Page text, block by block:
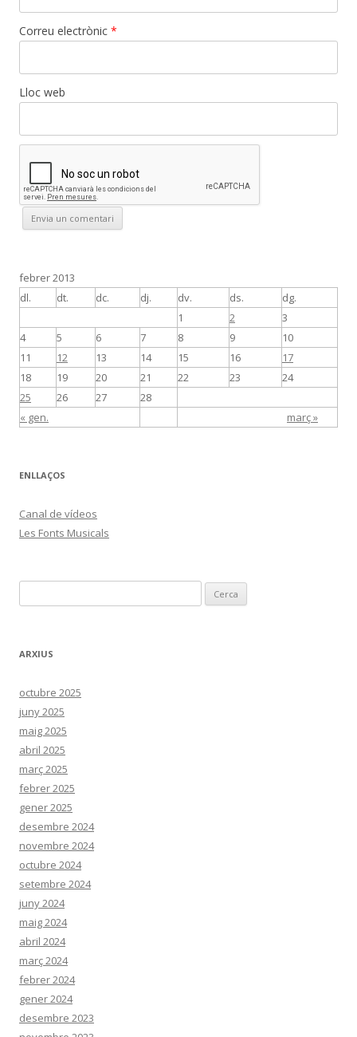
Correu electrònic *
Lloc web
febrer 2013
dl.
dt. dc. dj. dv. ds. dg.
« gen. març »
1 2
3
4
5 6 7 8 9
10
11
12 13 14 15 16
17
18
19 20 21 22 23
24
25
26 27 28
ENLLAÇOS
Canal de vídeos
Les Fonts Musicals
e
c
ARXIUS
octubre 2025
juny 2025
maig 2025
abril 2025
març 2025
febrer 2025
gener 2025
desembre 2024
novembre 2024
octubre 2024
setembre 2024
juny 2024
maig 2024
abril 2024
març 2024
febrer 2024
gener 2024
desembre 2023